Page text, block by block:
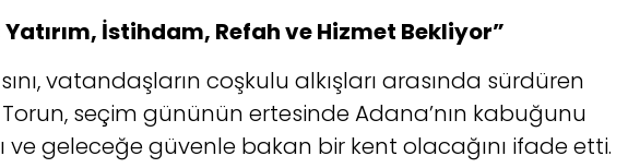
Yatırım, İstihdam, Refah ve Hizmet Bekliyor”
vatandaşların coşkulu alkışları arasında sürdüren
seçim gününün ertesinde Adana’nın kabuğunu
ve geleceğe güvenle bakan bir kent olacağını ifade etti.